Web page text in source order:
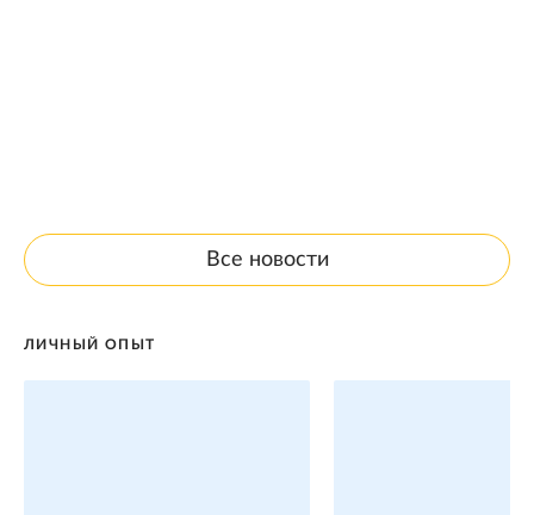
Все новости
ЛИЧНЫЙ ОПЫТ